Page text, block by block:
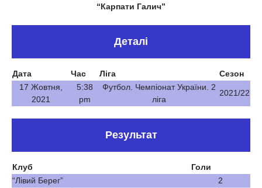
“Карпати Галич”
Деталі
Дата Час Ліга
Сезон
17 Жовтня,
2021
5:38
pm
Футбол. Чемпіонат України. 2
ліга
2021/22
Результат
Клуб
Голи
“Лівий Берег”
2